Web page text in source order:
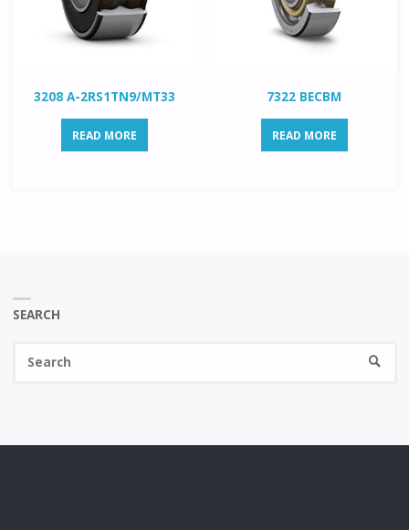
3208 A-2RS1TN9/MT33
READ MORE
7322 BECBM
READ MORE
SEARCH